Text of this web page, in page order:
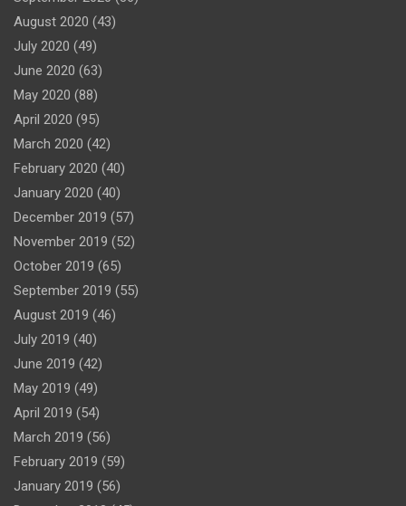
August 2020 (43)
July 2020 (49)
June 2020 (63)
May 2020 (88)
April 2020 (95)
March 2020 (42)
February 2020 (40)
January 2020 (40)
December 2019 (57)
November 2019 (52)
October 2019 (65)
September 2019 (55)
August 2019 (46)
July 2019 (40)
June 2019 (42)
May 2019 (49)
April 2019 (54)
March 2019 (56)
February 2019 (59)
January 2019 (56)